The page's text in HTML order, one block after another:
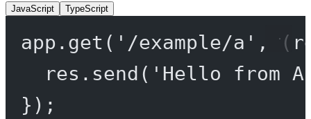
JavaScript TypeScript
app. get ( '/example/a' , (
res. send ( 'Hello from
});